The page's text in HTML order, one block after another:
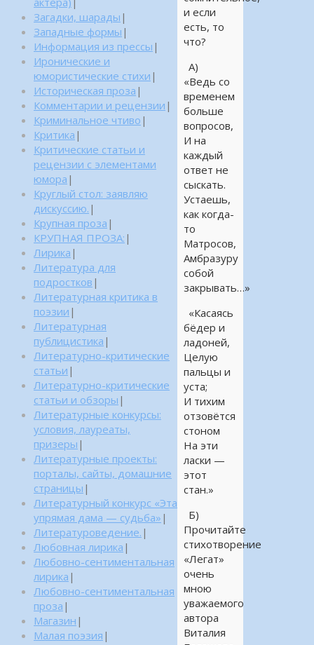
и если
есть, то
что?
А)
«Ведь со
временем
больше
вопросов,
И на
каждый
ответ не
сыскать.
Устаешь,
как когда-
то
Матросов,
Амбразуру
собой
закрывать…»
«Касаясь
бёдер и
ладоней,
Целую
пальцы и
уста;
И тихим
отзовётся
стоном
На эти
ласки —
этот
стан.»
Б)
Прочитайте
стихотворение
«Легат»
очень
мною
уважаемого
автора
Виталия
Загадки, шарады |
Западные формы |
Информация из прессы |
Иронические и
юмористические стихи |
Историческая проза |
Комментарии и рецензии |
Криминальное чтиво |
Критика |
Критические статьи и
рецензии с элементами
юмора |
Круглый стол: заявляю
дискуссию. |
Крупная проза |
КРУПНАЯ ПРОЗА: |
Лирика |
Литература для
подростков |
Литературная критика в
поэзии |
Литературная
публицистика |
Литературно-критические
статьи |
Литературно-критические
статьи и обзоры |
Литературные конкурсы:
условия, лауреаты,
призеры |
Литературные проекты:
порталы, сайты, домашние
страницы |
Литературный конкурс «Эта
упрямая дама — судьба» |
Литературоведение. |
Любовная лирика |
Любовно-сентиментальная
лирика |
Любовно-сентиментальная
проза |
Магазин |
Малая поэзия |